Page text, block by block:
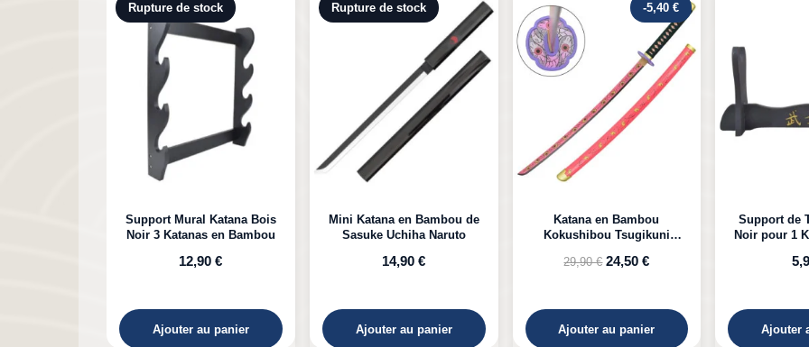
Rupture de stock
Mini Katana en Bambou de
Sasuke Uchiha Naruto
14,90 €
Ajouter au panier
-5,40 €
Katana en Bambou
Kokushibou Tsugikuni
29,90 € 24,50 €
Ajouter au panier
Support de Table en Bois
Noir pour 1 Katana à Poser
5,99 €
Ajouter au panier
Katana LED
Kyojuro
Ajouter